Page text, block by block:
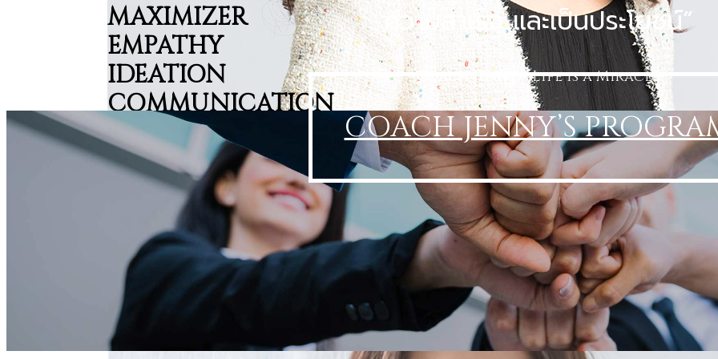
MAXIMIZER
EMPATHY
IDEATION
COMMUNICATION
Coach Jenny
ความสำเร็จ และเป็นประโยชน์”
Coach Jenny – Life is a Miracle
COACH JENNY’S